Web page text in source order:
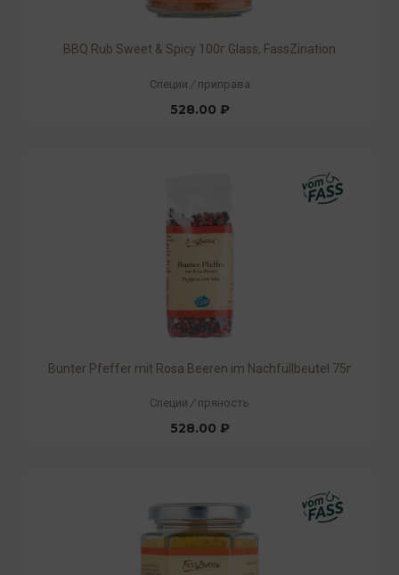
BBQ Rub Sweet & Spicy 100г Glass, FassZination
Специи / приправа
528.00 ₽
Bunter Pfeffer mit Rosa Beeren im Nachfüllbeutel 75г
Специи / пряность
528.00 ₽